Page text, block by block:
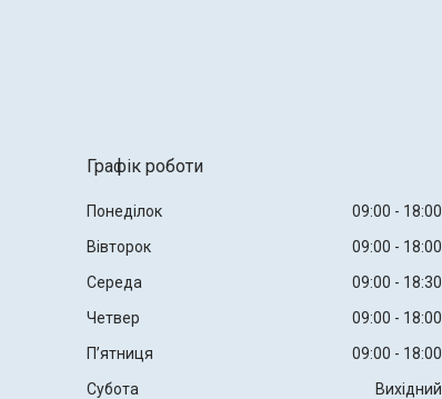
Графік роботи
Понеділок 09:00
18:00
Вівторок
09:00
18:00
Середа
09:00
18:30
Четвер
09:00
18:00
Пʼятниця
09:00
18:00
Субота
Вихідний